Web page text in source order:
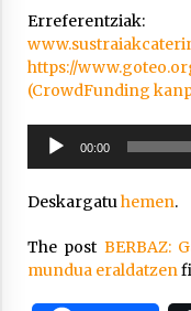
Erreferentziak:
https://
(CrowdFunding
Soinu
erreproduzigailua
00:00
Deskargatuhemen.
The post BERBAZ:
mundua eraldatzen